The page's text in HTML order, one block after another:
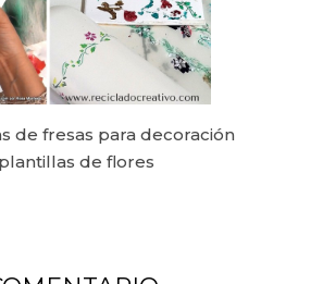
de fresas para decoración
de flores